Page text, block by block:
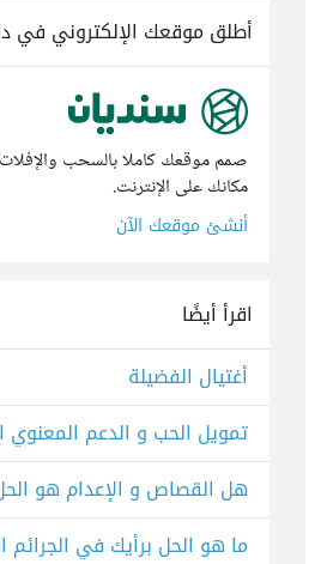
أطلق موقعك الإلكتروني في
صمم موقعك كاملا بالسحب
مكانك على الإنترنت.
أنشئ موقعك الآن
اقرأ أيضًا
أغتيال الفضيلة
تمويل الحب و الدعم المعنوي
هل القصاص و الإعدام هو